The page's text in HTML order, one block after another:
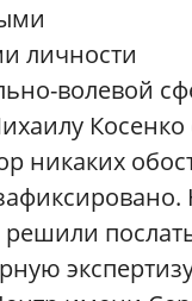
личности
волевой
Косенко
никаких
решили